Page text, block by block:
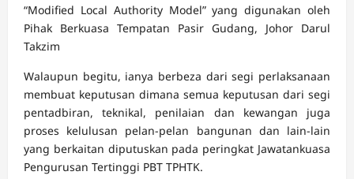
“Modified Local Authority Model” yang digunakan oleh
Pihak Berkuasa Tempatan Pasir Gudang, Johor Darul
Takzim
Walaupun begitu, ianya berbeza dari segi perlaksanaan
membuat keputusan dimana semua keputusan dari segi
pentadbiran, teknikal, penilaian dan kewangan juga
proses kelulusan pelan-pelan bangunan dan lain-lain
yang berkaitan diputuskan pada peringkat Jawatankuasa
Pengurusan Tertinggi PBT TPHTK.